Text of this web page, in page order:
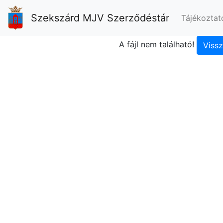
Szekszárd MJV Szerződéstár
A fájl nem található!